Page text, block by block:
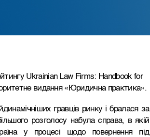
Ukrainian Law Firms: Handbook for
видання «Юридична практика».
гравців ринку і бралася за
розголосу набула справа, в якій
у процесі щодо повернення під